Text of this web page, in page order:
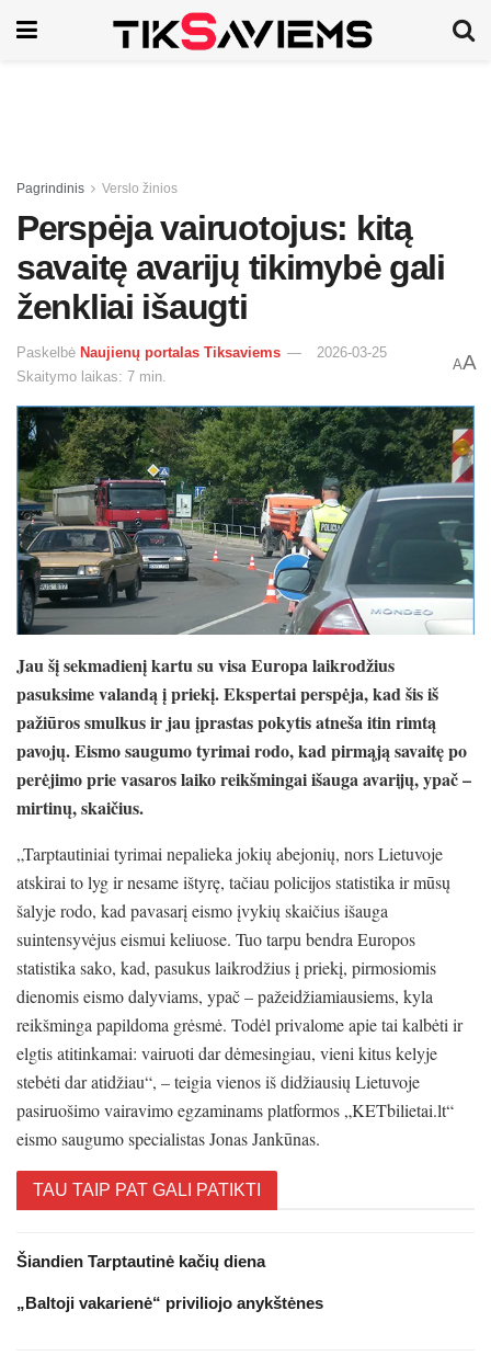
Pagrindinis Verslo žinios
Perspėja vairuotojus: kitą
savaitę avarijų tikimybė gali
ženkliai išaugti
Paskelbė Naujienų portalas Tiksaviems
2026-03-25
Skaitymo laikas: 7 min.
AA
Jau šį sekmadienį kartu su visa Europa laikrodžius
pasuksime valandą į priekį. Ekspertai perspėja, kad šis iš
pažiūros smulkus ir jau įprastas pokytis atneša itin rimtą
pavojų. Eismo saugumo tyrimai rodo, kad pirmąją savaitę po
perėjimo prie vasaros laiko reikšmingai išauga avarijų, ypač –
mirtinų, skaičius.
„Tarptautiniai tyrimai nepalieka jokių abejonių, nors Lietuvoje
atskirai to lyg ir nesame ištyrę, tačiau policijos statistika ir mūsų
šalyje rodo, kad pavasarį eismo įvykių skaičius išauga
suintensyvėjus eismui keliuose. Tuo tarpu bendra Europos
statistika sako, kad, pasukus laikrodžius į priekį, pirmosiomis
dienomis eismo dalyviams, ypač – pažeidžiamiausiems, kyla
reikšminga papildoma grėsmė. Todėl privalome apie tai kalbėti ir
elgtis atitinkamai: vairuoti dar dėmesingiau, vieni kitus kelyje
stebėti dar atidžiau“, – teigia vienos iš didžiausių Lietuvoje
pasiruošimo vairavimo egzaminams platformos „KETbilietai.lt“
eismo saugumo specialistas Jonas Jankūnas.
TAU TAIP PAT GALI PATIKTI
Šiandien Tarptautinė kačių diena
„Baltoji vakarienė“ priviliojo anykštėnes